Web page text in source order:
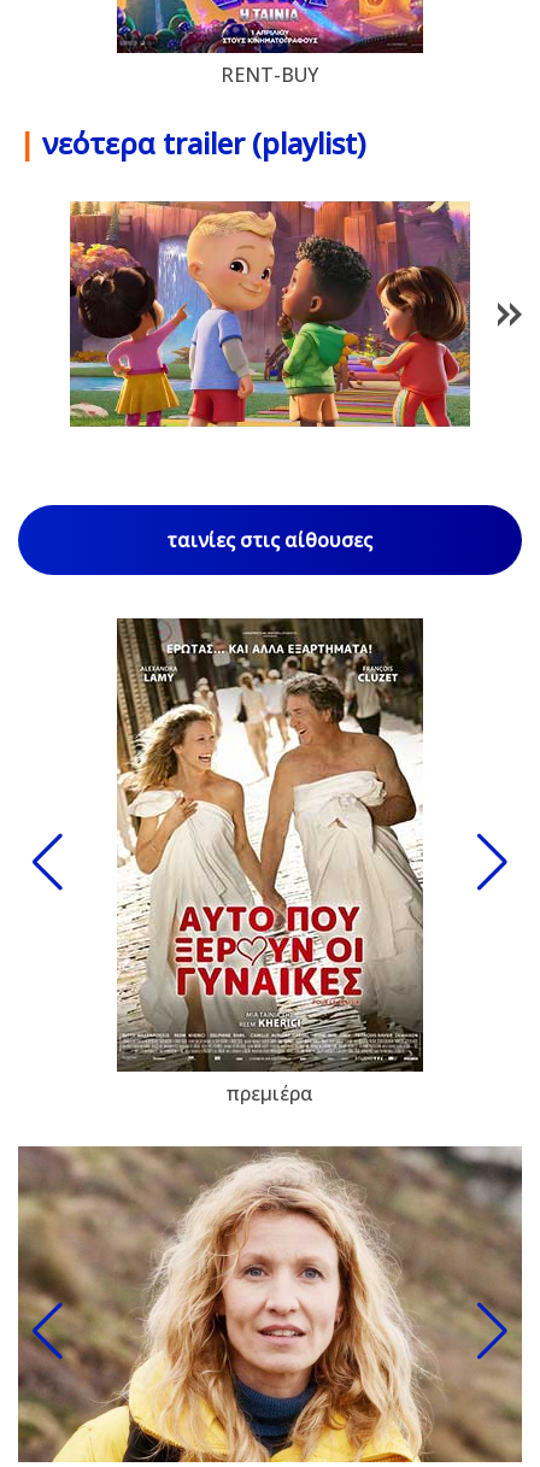
RENT-BUY
| νεότερα trailer (playlist)
1/85
ταινίες στις αίθουσες
πρεμιέρα